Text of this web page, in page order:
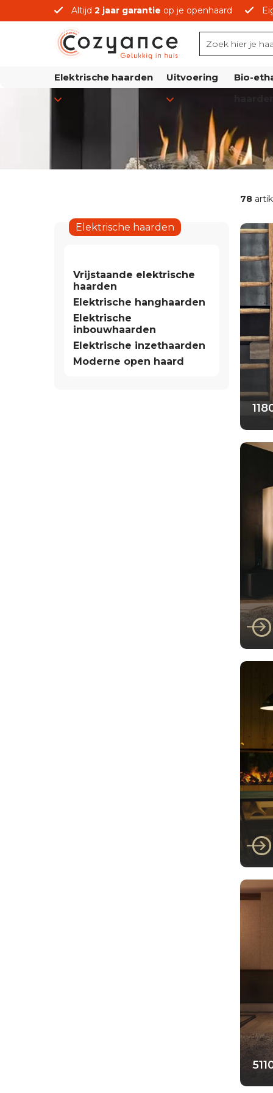
Altijd 2 jaar garantie op je openhaard
prijzen
Elektrische haarden Uitvoering
Bio-
Elektrische haarden
Vrijstaande elektrische
haarden
Elektrische hanghaarden
Elektrische
inbouwhaarden
Elektrische inzethaarden
Moderne open haard
78
Faber
I
DRU